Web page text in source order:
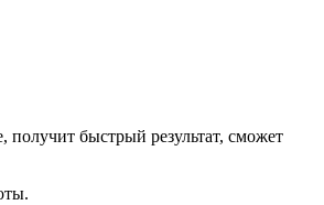
быстрый результат, сможет